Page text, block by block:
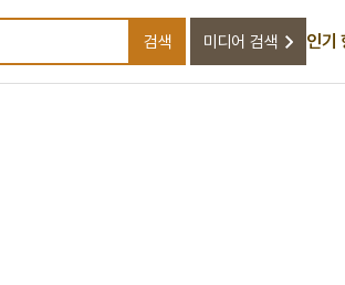
검색어를 입력하세요
검색 미디어 검색 인기